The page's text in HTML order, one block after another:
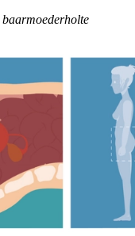
baarmoederholte